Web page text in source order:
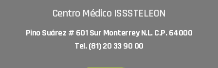
Centro Médico ISSSTELEON
Pino Suárez # 601 Sur Monterrey N.L. C.P. 64000
Tel. (81) 20 33 90 00